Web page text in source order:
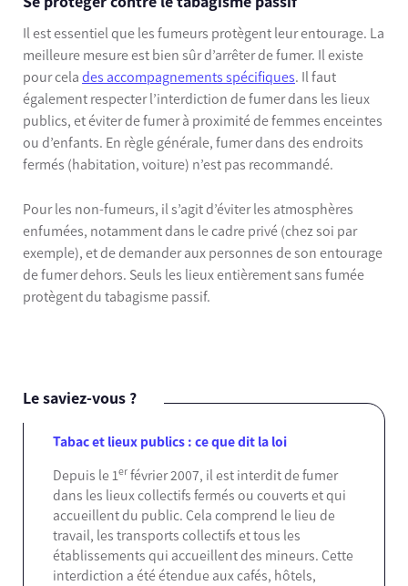
Il est essentiel que les fumeurs protègent leur entourage. La
meilleure mesure est bien sûr d’arrêter de fumer. Il existe
pour cela des accompagnements spécifiques. Il faut
également respecter l’interdiction de fumer dans les lieux
publics, et éviter de fumer à proximité de femmes enceintes
ou d’enfants. En règle générale, fumer dans des endroits
fermés (habitation, voiture) n’est pas recommandé.
Pour les non-fumeurs, il s’agit d’éviter les atmosphères
enfumées, notamment dans le cadre privé (chez soi par
exemple), et de demander aux personnes de son entourage
de fumer dehors. Seuls les lieux entièrement sans fumée
protègent du tabagisme passif.
Le saviez-vous ?
Tabac et lieux publics : ce que dit la loi
Depuis le 1erfévrier 2007, il est interdit de fumer
dans les lieux collectifs fermés ou couverts et qui
accueillent du public. Cela comprend le lieu de
travail, les transports collectifs et tous les
établissements qui accueillent des mineurs. Cette
interdiction a été étendue aux cafés, hôtels,